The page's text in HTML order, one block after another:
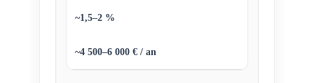
~1,5–2 %
~4 500–6 000 € / an